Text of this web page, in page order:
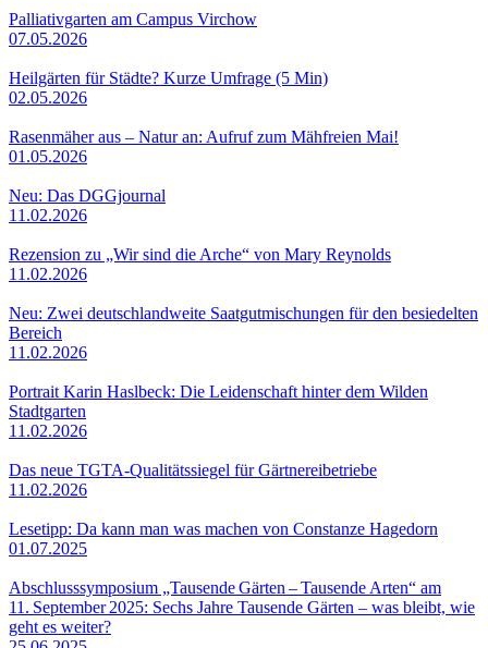
Palliativgarten am Campus Virchow
07.05.2026
Heilgärten für Städte? Kurze Umfrage (5 Min)
02.05.2026
Rasenmäher aus – Natur an: Aufruf zum Mähfreien Mai!
01.05.2026
Neu: Das DGGjournal
11.02.2026
Rezension zu „Wir sind die Arche“ von Mary Reynolds
11.02.2026
Neu: Zwei deutschlandweite Saatgutmischungen für den besiedelten
Bereich
11.02.2026
Portrait Karin Haslbeck: Die Leidenschaft hinter dem Wilden
Stadtgarten
11.02.2026
Das neue TGTA-Qualitätssiegel für Gärtnereibetriebe
11.02.2026
Lesetipp: Da kann man was machen von Constanze Hagedorn
01.07.2025
Abschlusssymposium „Tausende Gärten – Tausende Arten“ am
11. September 2025: Sechs Jahre Tausende Gärten – was bleibt, wie
geht es weiter?